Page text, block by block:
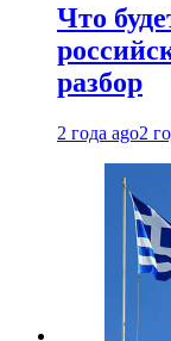
Что
разбор
2 года ago2